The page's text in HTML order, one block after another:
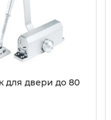
для двери до 80